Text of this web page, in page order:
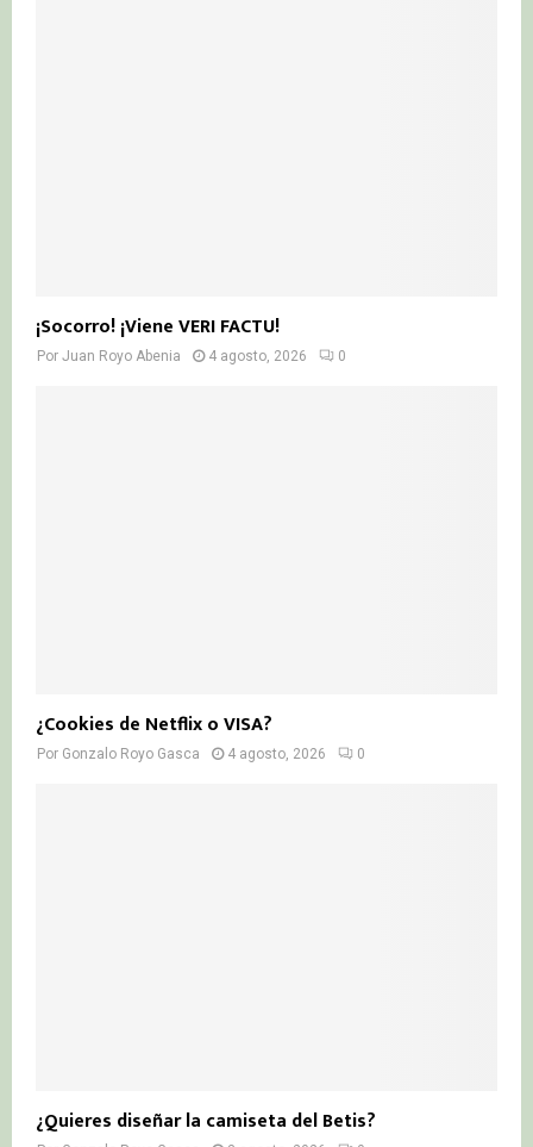
¡Socorro! ¡Viene VERI FACTU!
Por Juan Royo Abenia 4 agosto, 2026 0
¿Cookies de Netflix o VISA?
Por Gonzalo Royo Gasca 4 agosto, 2026 0
¿Quieres diseñar la camiseta del Betis?